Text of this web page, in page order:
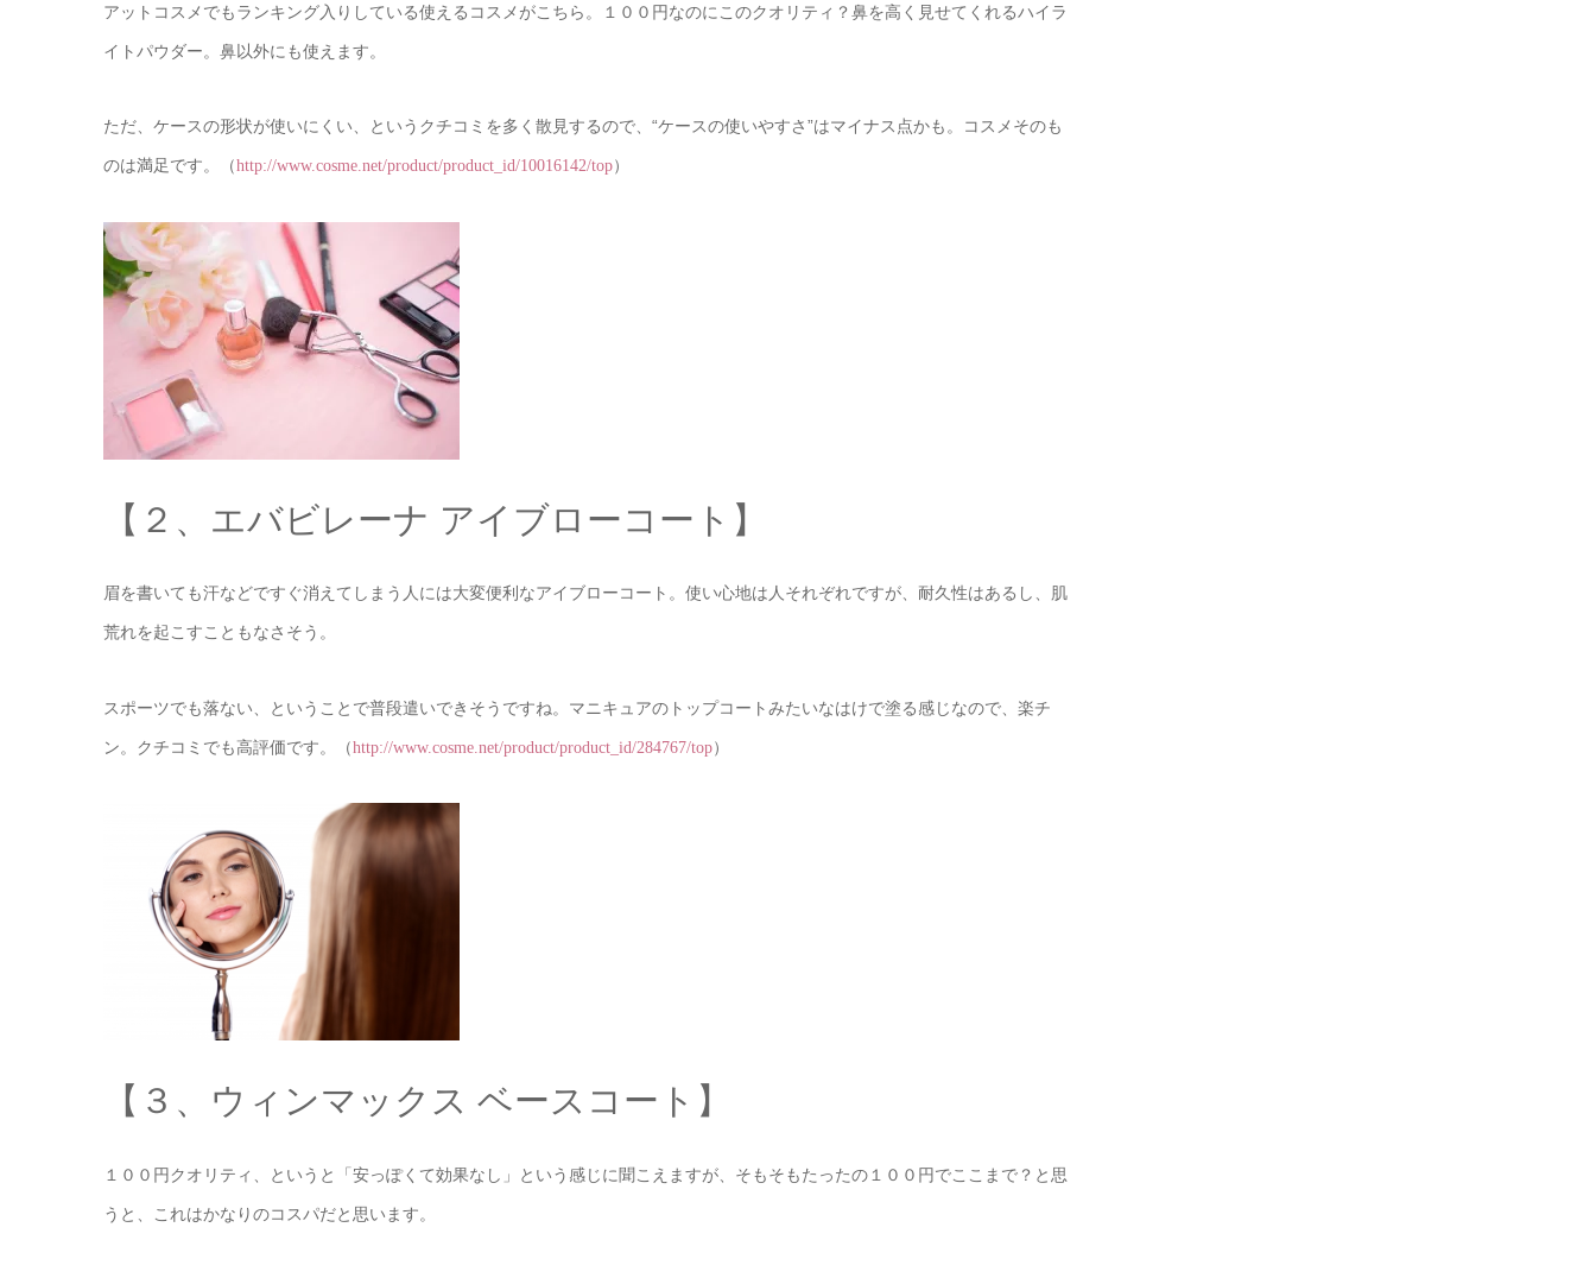
アットコスメでもランキング入りしている使えるコスメがこちら。１００円なのにこのクオリティ？鼻を高く見せてくれるハイラ
イトパウダー。鼻以外にも使えます。
ただ、ケースの形状が使いにくい、というクチコミを多く散見するので、“ケースの使いやすさ”はマイナス点かも。コスメそのも
のは満足です。（http://www.cosme.net/product/product_id/10016142/top）
【２、エバビレーナ アイブローコート】
眉を書いても汗などですぐ消えてしまう人には大変便利なアイブローコート。使い心地は人それぞれですが、耐久性はあるし、肌
荒れを起こすこともなさそう。
スポーツでも落ない、ということで普段遣いできそうですね。マニキュアのトップコートみたいなはけで塗る感じなので、楽チ
ン。クチコミでも高評価です。（http://www.cosme.net/product/product_id/284767/top）
【３、ウィンマックス ベースコート】
１００円クオリティ、というと「安っぽくて効果なし」という感じに聞こえますが、そもそもたったの１００円でここまで？と思
うと、これはかなりのコスパだと思います。